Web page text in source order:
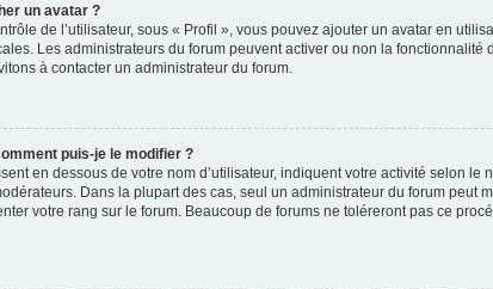
un avatar ?
de l’utilisateur, sous « Profil », vous pouvez ajouter un avatar en
Les administrateurs du forum peuvent activer ou non la
à contacter un administrateur du forum.
puis-je le modifier ?
en dessous de votre nom d’utilisateur, indiquent votre activité selon
Dans la plupart des cas, seul un administrateur du forum
votre rang sur le forum. Beaucoup de forums ne toléreront pas ce